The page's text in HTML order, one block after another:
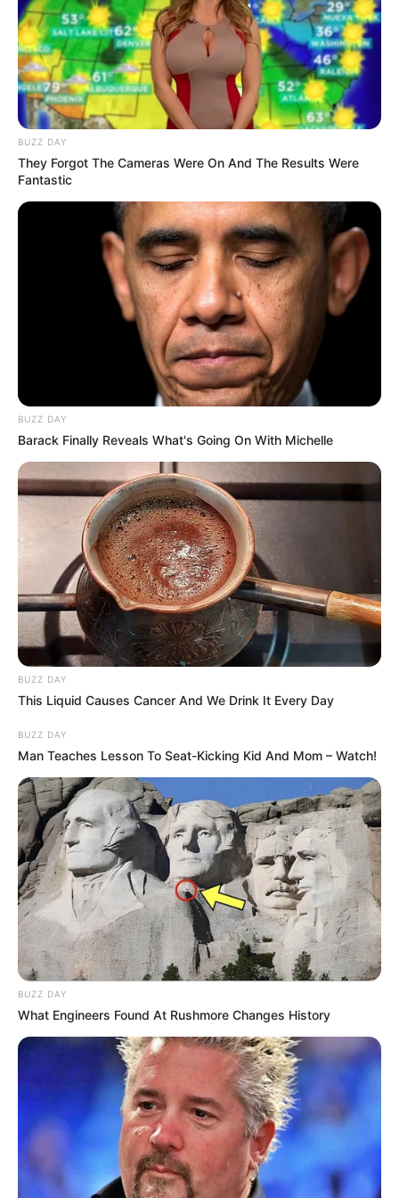
Fail! 10 Potret Makanan Gagal
Dimasak yang Bikin Kamu
Nggak Selera
10 Pose Manekin Anti
Mainstream yang Konyol
8 Kata Lucu Seputar Malam
Minggu ala Jomblo yang Bikin
Ngenes
10 Desain Kanopi Tempat
Tidur, Serasa Beristirahat di
Kamar Raja
Tampil Lebih Modern, 7 Potret
Hasil Renovasi Rumah Berusia
90 Tahun
BUZZ DAY
They Forgot The Cameras Were On And The Results Were
Fantastic
BUZZ DAY
Barack Finally Reveals What's Going On With Michelle
BUZZ DAY
This Liquid Causes Cancer And We Drink It Every Day
BUZZ DAY
Man Teaches Lesson To Seat-Kicking Kid And Mom – Watch!
BUZZ DAY
What Engineers Found At Rushmore Changes History